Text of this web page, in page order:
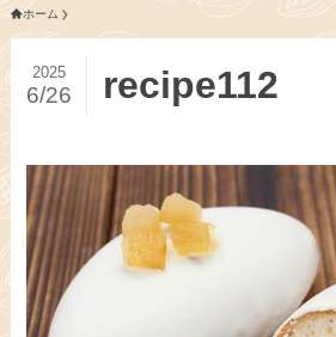
ホーム
recipe112
2025
6/26